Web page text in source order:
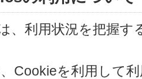
、利用状況を把握す
Cookieを利用して